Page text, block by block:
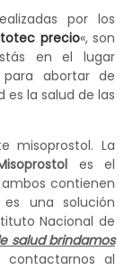
por los
precio«, son
en el lugar
abortar de
es la salud de las
misoprostol. La
es el
contienen
una solución
Nacional de
salud brindamos
contactarnos al